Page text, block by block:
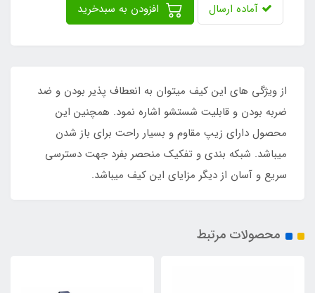
آماده ارسال
از ویژگی های این کیف میتوان به انعطاف پذیر بودن و ضد
ضربه بودن و قابلیت شستشو اشاره نمود. همچنین این
محصول دارای زیپ مقاوم و بسیار راحت برای باز شدن
میباشد. شبکه بندی و تفکیک منحصر بفرد جهت دسترسی
سریع و آسان از دیگر مزایای این کیف میباشد.
محصولات مرتبط